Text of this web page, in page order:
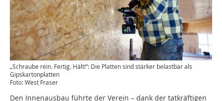
„Schraube rein. Fertig. Hält!“: Die Platten sind stärker belastbar als
Gipskartonplatten
Foto: West Fraser
Den Innenausbau führte der Verein – dank der tatkräftigen